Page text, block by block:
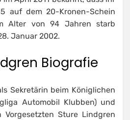
auf dem 20-Kronen-Schein
Alter von 94 Jahren starb
Januar 2002.
Biografie
Sekretärin beim Königlichen
Automobil Klubben) und
Vorgesetzten Sture Lindgren